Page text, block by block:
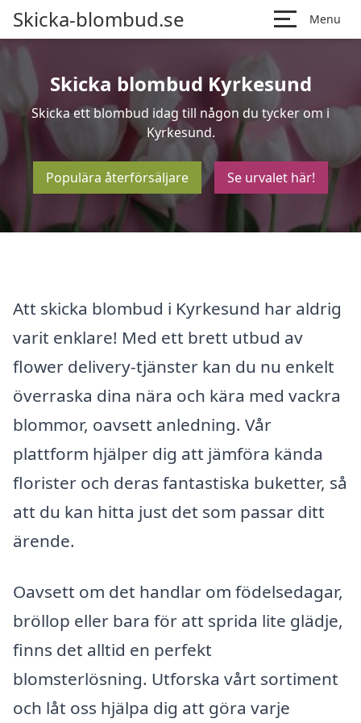
Skicka-blombud.se Menu
Skicka blombud Kyrkesund
Skicka ett blombud idag till någon du tycker om i
Kyrkesund.
Populära återförsäljare Se urvalet här!
Att skicka blombud i Kyrkesund har aldrig
varit enklare! Med ett brett utbud av
flower delivery-tjänster kan du nu enkelt
överraska dina nära och kära med vackra
blommor, oavsett anledning. Vår
plattform hjälper dig att jämföra kända
florister och deras fantastiska buketter, så
att du kan hitta just det som passar ditt
ärende.
Oavsett om det handlar om födelsedagar,
bröllop eller bara för att sprida lite glädje,
finns det alltid en perfekt
blomsterlösning. Utforska vårt sortiment
och låt oss hjälpa dig att göra varje